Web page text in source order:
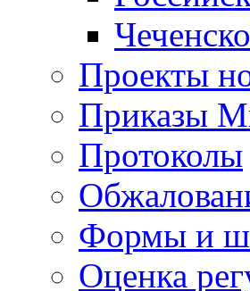
Проекты
Приказы
Протоколы
Формы и
Оценка